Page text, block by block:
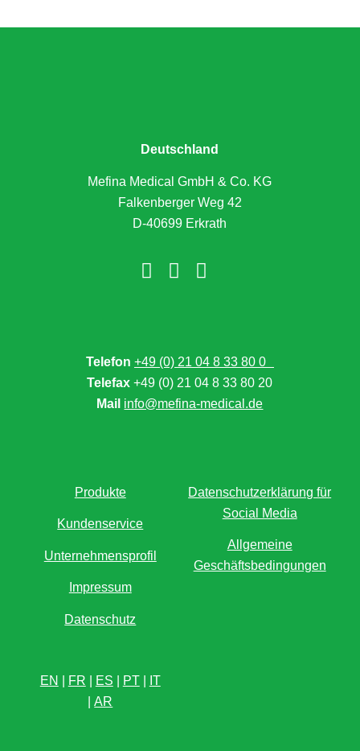
Deutschland
Mefina Medical GmbH & Co. KG
Falkenberger Weg 42
D-40699 Erkrath
Telefon +49 (0) 21 04 8 33 80 0
Telefax +49 (0) 21 04 8 33 80 20
Mail info@mefina-medical.de
Produkte
Kundenservice
Unternehmensprofil
Impressum
Datenschutz
Datenschutzerklärung für
Social Media
Allgemeine
Geschäftsbedingungen
EN FR ES PT|
IT
|AR